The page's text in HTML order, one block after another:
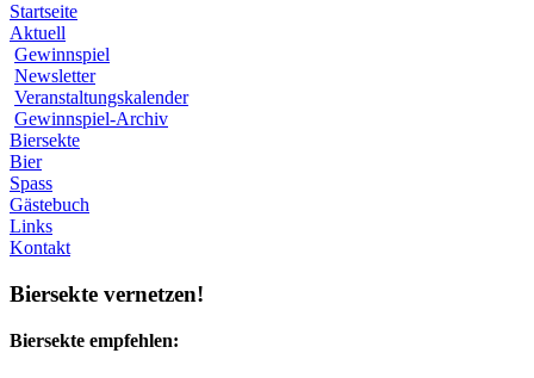
Startseite
Aktuell
Gewinnspiel
Newsletter
Veranstaltungskalender
Gewinnspiel-Archiv
Biersekte
Bier
Spass
Gästebuch
Links
Kontakt
Biersekte vernetzen!
Biersekte empfehlen: